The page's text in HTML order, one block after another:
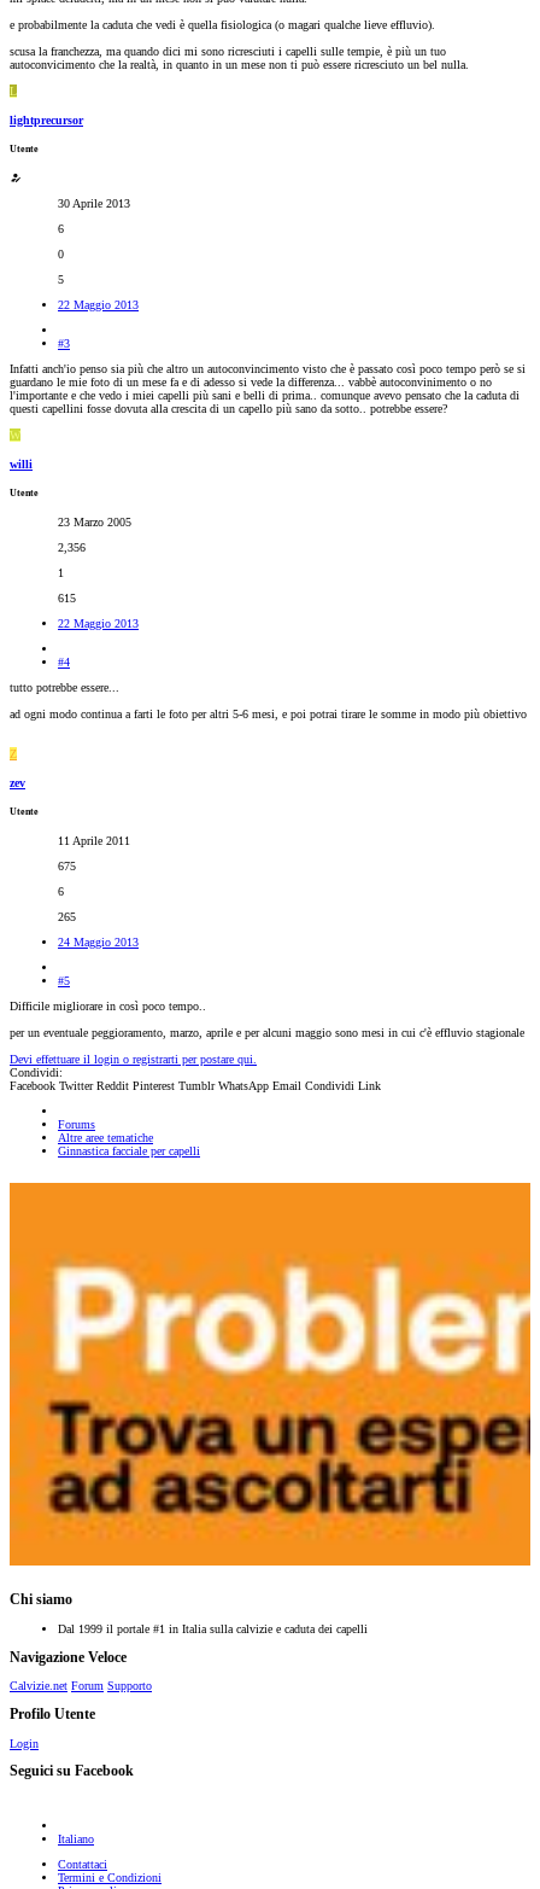
e probabilmente la caduta che vedi è quella fisiologica (o magari qualche lieve effluvio).
scusa la franchezza, ma quando dici mi sono ricresciuti i capelli sulle tempie, è più un tuo
autoconvicimento che la realtà, in quanto in un mese non ti può essere ricresciuto un bel nulla.
L
lightprecursor
Utente
30 Aprile 2013
6
0
5
22 Maggio 2013
#3
Infatti anch'io penso sia più che altro un autoconvincimento visto che è passato così poco tempo però se si
guardano le mie foto di un mese fa e di adesso si vede la differenza... vabbè autoconvinimento o no
l'importante e che vedo i miei capelli più sani e belli di prima.. comunque avevo pensato che la caduta di
questi capellini fosse dovuta alla crescita di un capello più sano da sotto.. potrebbe essere?
W
willi
Utente
23 Marzo 2005
2,356
1
615
22 Maggio 2013
#4
tutto potrebbe essere...
ad ogni modo continua a farti le foto per altri 5-6 mesi, e poi potrai tirare le somme in modo più obiettivo
Z
zev
Utente
11 Aprile 2011
675
6
265
24 Maggio 2013
#5
Difficile migliorare in così poco tempo..
per un eventuale peggioramento, marzo, aprile e per alcuni maggio sono mesi in cui c'è effluvio stagionale
Devi effettuare il login o registrarti per postare qui.
Condividi:
Facebook Twitter Reddit Pinterest Tumblr WhatsApp Email Condividi Link
Forums
Altre aree tematiche
Ginnastica facciale per capelli
Chi siamo
Dal 1999 il portale #1 in Italia sulla calvizie e caduta dei capelli
Navigazione Veloce
Calvizie.net Forum Supporto
Profilo Utente
Login
Seguici su Facebook
Italiano
Contattaci
Termini e Condizioni